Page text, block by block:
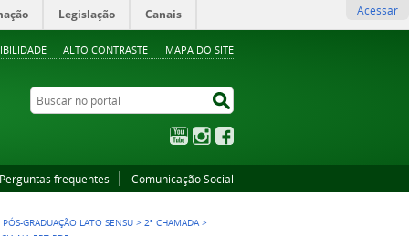
ALTO CONTRASTE MAPA DO SITE
Legislação Canais Acessar
Buscar no portal
YouTubeInstagram
Perguntas frequentes Comunicação Social
GRADUAÇÃO LATO SENSU >2ª CHAMADA >